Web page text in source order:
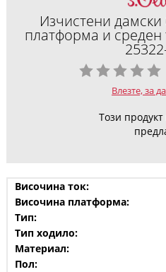
Изчистени дамски
платформа и среден
Влезте, за
Този
Височина ток:
Височина платформа:
Тип:
Тип ходило:
Материал:
Пол: